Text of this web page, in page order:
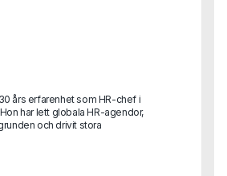
års erfarenhet som HR-chef i
har lett globala HR-agendor,
och drivit stora
som är mer aktuellt än